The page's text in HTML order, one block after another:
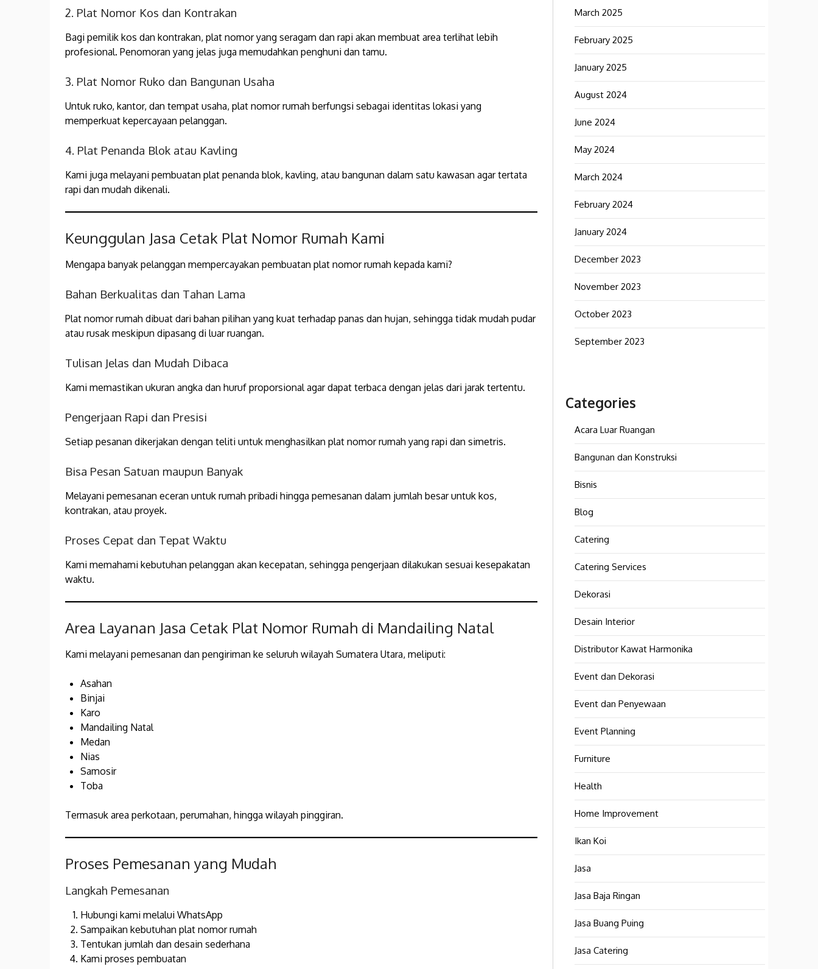
2. Plat Nomor Kos dan Kontrakan
Bagi pemilik kos dan kontrakan, plat nomor yang seragam dan rapi akan membuat area terlihat lebih
profesional. Penomoran yang jelas juga memudahkan penghuni dan tamu.
3. Plat Nomor Ruko dan Bangunan Usaha
Untuk ruko, kantor, dan tempat usaha, plat nomor rumah berfungsi sebagai identitas lokasi yang
memperkuat kepercayaan pelanggan.
4. Plat Penanda Blok atau Kavling
Kami juga melayani pembuatan plat penanda blok, kavling, atau bangunan dalam satu kawasan agar tertata
rapi dan mudah dikenali.
Keunggulan Jasa Cetak Plat Nomor Rumah Kami
Mengapa banyak pelanggan mempercayakan pembuatan plat nomor rumah kepada kami?
Bahan Berkualitas dan Tahan Lama
Plat nomor rumah dibuat dari bahan pilihan yang kuat terhadap panas dan hujan, sehingga tidak mudah pudar
atau rusak meskipun dipasang di luar ruangan.
Tulisan Jelas dan Mudah Dibaca
Kami memastikan ukuran angka dan huruf proporsional agar dapat terbaca dengan jelas dari jarak tertentu.
Pengerjaan Rapi dan Presisi
Setiap pesanan dikerjakan dengan teliti untuk menghasilkan plat nomor rumah yang rapi dan simetris.
Bisa Pesan Satuan maupun Banyak
Melayani pemesanan eceran untuk rumah pribadi hingga pemesanan dalam jumlah besar untuk kos,
kontrakan, atau proyek.
Proses Cepat dan Tepat Waktu
Kami memahami kebutuhan pelanggan akan kecepatan, sehingga pengerjaan dilakukan sesuai kesepakatan
waktu.
Area Layanan Jasa Cetak Plat Nomor Rumah di Mandailing Natal
Kami melayani pemesanan dan pengiriman ke seluruh wilayah Sumatera Utara, meliputi:
Asahan
Binjai
Karo
Mandailing Natal
Medan
Nias
Samosir
Toba
Termasuk area perkotaan, perumahan, hingga wilayah pinggiran.
Proses Pemesanan yang Mudah
Langkah Pemesanan
Hubungi kami melalui WhatsApp
Sampaikan kebutuhan plat nomor rumah
Tentukan jumlah dan desain sederhana
Kami proses pembuatan
March 2025
February 2025
January 2025
August 2024
June 2024
May 2024
March 2024
February 2024
January 2024
December 2023
November 2023
October 2023
September 2023
Categories
Acara Luar Ruangan
Bangunan dan Konstruksi
Bisnis
Blog
Catering
Catering Services
Dekorasi
Desain Interior
Distributor Kawat Harmonika
Event dan Dekorasi
Event dan Penyewaan
Event Planning
Furniture
Health
Home Improvement
Ikan Koi
Jasa
Jasa Baja Ringan
Jasa Buang Puing
Jasa Catering